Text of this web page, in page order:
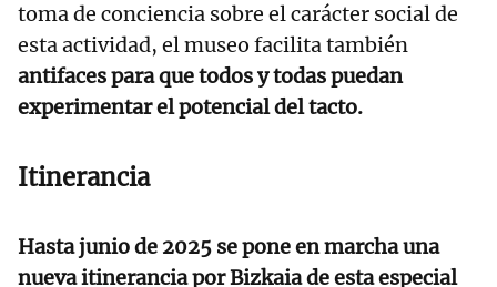
toma de conciencia sobre el carácter social de
esta actividad, el museo facilita también
antifaces para que todos y todas puedan
experimentar el potencial del tacto.
Itinerancia
Hasta junio de 2025 se pone en marcha una
nueva itinerancia por Bizkaia de esta especial